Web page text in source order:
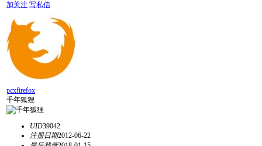
加关注 写私信
pcxfirefox
千年狐狸
UID39042
注册日期2012-06-22